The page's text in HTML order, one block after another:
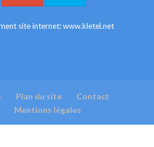
site internet:www.kletel.net
Plan du site
Contact
Mentions légales